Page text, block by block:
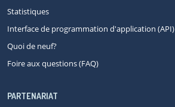
Statistiques
Interface de programmation d'application (API)
Quoi de neuf?
Foire aux questions (FAQ)
PARTENARIAT